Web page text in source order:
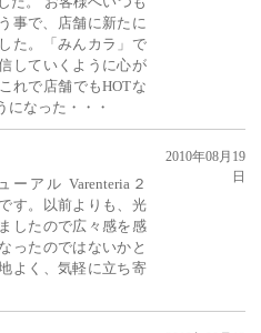
事で、店舗に新たに
た。「みんカラ」で
していくように心が
れで店舗でもHOTな
になった・・・
アル Varenteria２
す。以前よりも、光
したので広々感を感
ったのではないかと
よく、気軽に立ち寄
2010年08月19
日